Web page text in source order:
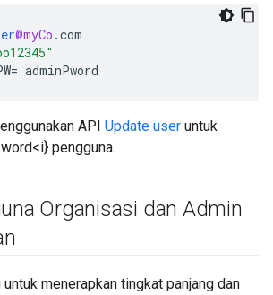
@myCo .com
= adminPword
API Update user untuk
pengguna.
Organisasi dan Admin
untuk menerapkan tingkat panjang dan